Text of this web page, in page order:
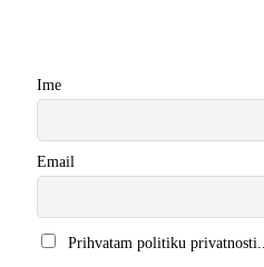
Ime
Email
Prihvatam politiku privatnosti...